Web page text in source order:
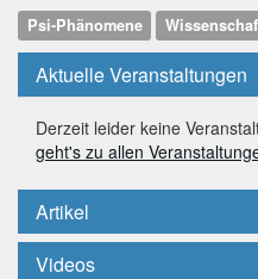
Psi-Phänomene
Aktuelle Veranstaltungen
Derzeit leider keine
geht's zu allen
Artikel
Videos